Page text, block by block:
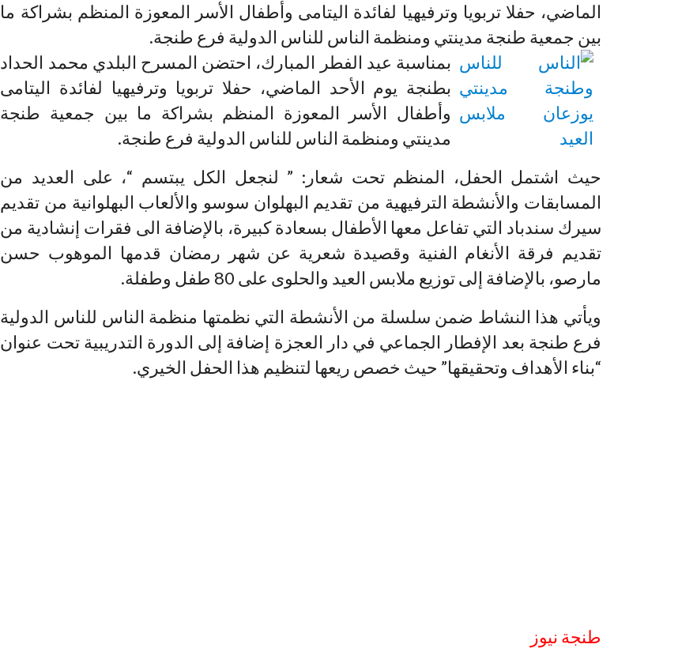
الماضي، حفلا تربويا وترفيهيا لفائدة اليتامى وأطفال الأسر المعوزة المنظم بشراكة ما
بين جمعية طنجة مدينتي ومنظمة الناس للناس الدولية فرع طنجة.
بمناسبة عيد الفطر المبارك، احتضن المسرح البلدي محمد الحداد
بطنجة يوم الأحد الماضي، حفلا تربويا وترفيهيا لفائدة اليتامى
وأطفال الأسر المعوزة المنظم بشراكة ما بين جمعية طنجة
مدينتي ومنظمة الناس للناس الدولية فرع طنجة.
حيث اشتمل الحفل، المنظم تحت شعار: ” لنجعل الكل يبتسم “، على العديد من
المسابقات والأنشطة الترفيهية من تقديم البهلوان سوسو والألعاب البهلوانية من تقديم
سيرك سندباد التي تفاعل معها الأطفال بسعادة كبيرة، بالإضافة الى فقرات إنشادية من
تقديم فرقة الأنغام الفنية وقصيدة شعرية عن شهر رمضان قدمها الموهوب حسن
مارصو، بالإضافة إلى توزيع ملابس العيد والحلوى على 80 طفل وطفلة.
ويأتي هذا النشاط ضمن سلسلة من الأنشطة التي نظمتها منظمة الناس للناس الدولية
فرع طنجة بعد الإفطار الجماعي في دار العجزة إضافة إلى الدورة التدريبية تحت عنوان
“بناء الأهداف وتحقيقها” حيث خصص ريعها لتنظيم هذا الحفل الخيري.
طنجة نيوز